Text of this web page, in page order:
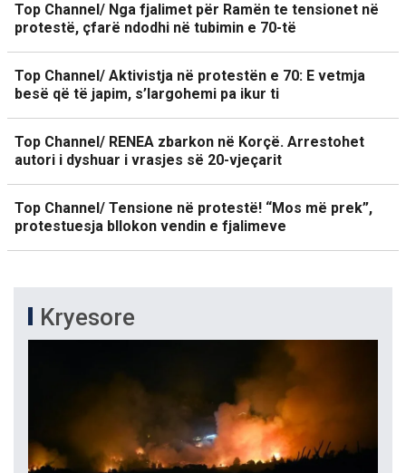
Top Channel/ Nga fjalimet për Ramën te tensionet në
protestë, çfarë ndodhi në tubimin e 70-të
Top Channel/ Aktivistja në protestën e 70: E vetmja
besë që të japim, s’largohemi pa ikur ti
Top Channel/ RENEA zbarkon në Korçë. Arrestohet
autori i dyshuar i vrasjes së 20-vjeçarit
Top Channel/ Tensione në protestë! “Mos më prek”,
protestuesja bllokon vendin e fjalimeve
Kryesore